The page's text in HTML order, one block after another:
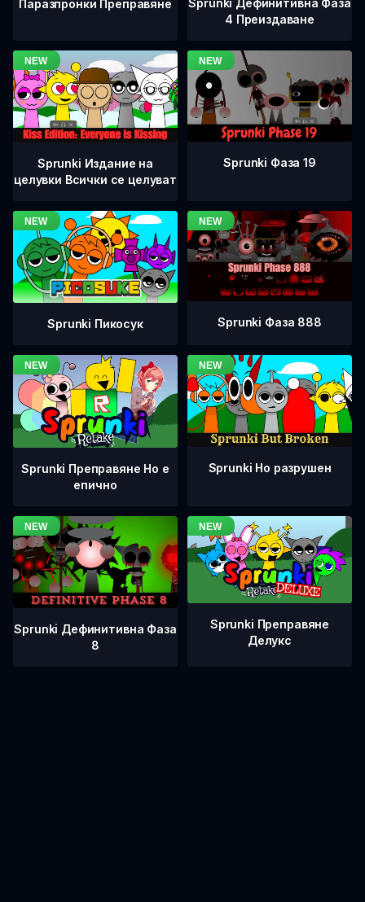
Паразпронки Преправяне
Sprunki Дефинитивна Фаза
4 Преиздаване
Sprunki Издание на
целувки Всички се целуват
Sprunki Фаза 19
Sprunki Пикосук Sprunki Фаза 888
Sprunki Преправяне Но е
епично
Sprunki Но разрушен
Sprunki Дефинитивна Фаза
8
Sprunki Преправяне
Делукс